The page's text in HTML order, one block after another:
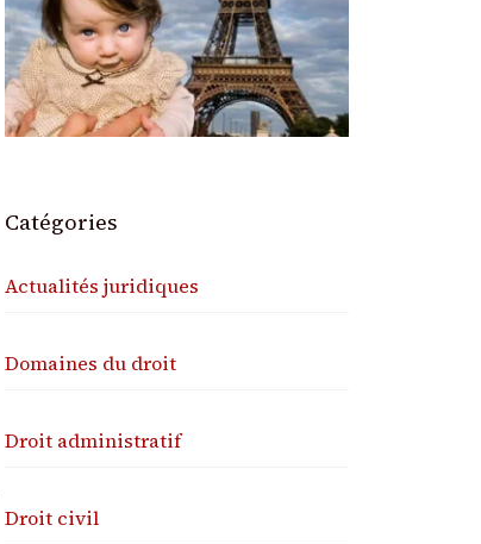
Catégories
Actualités juridiques
Domaines du droit
Droit administratif
Droit civil